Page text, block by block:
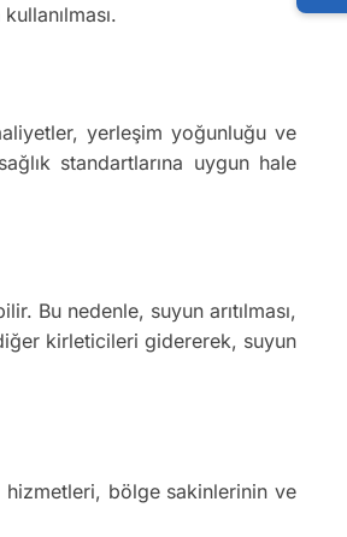
yerleşim yoğunluğu ve
standartlarına uygun hale
Bu nedenle, suyun arıtılması,
kirleticileri gidererek, suyun
hizmetleri, bölge sakinlerinin ve